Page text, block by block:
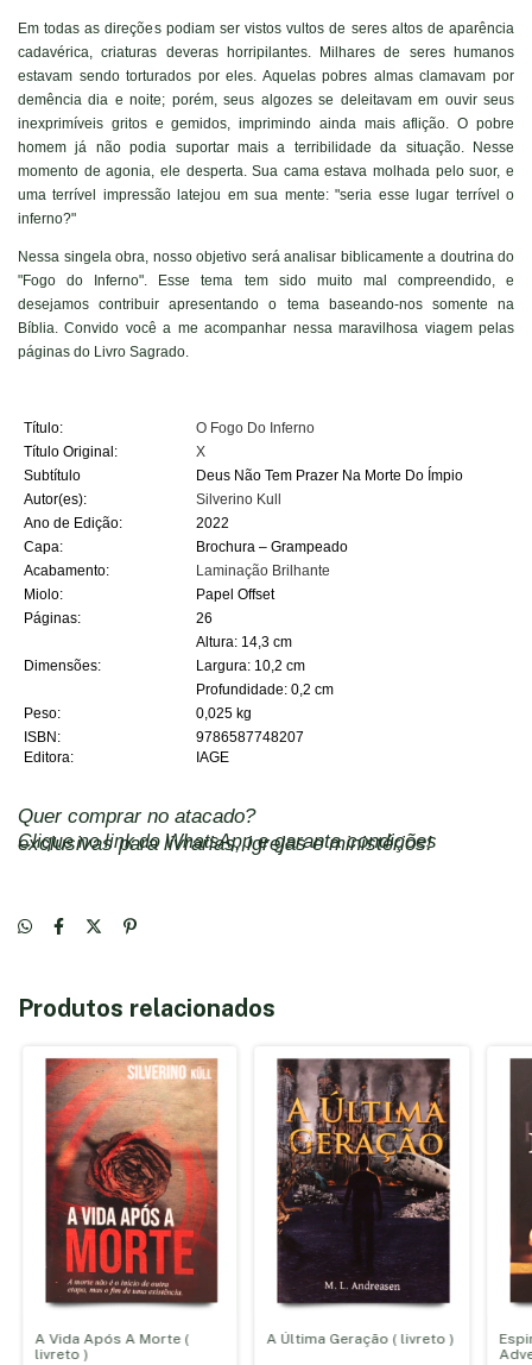
Em todas as direções podiam ser vistos vultos de seres altos de aparência
cadavérica, criaturas deveras horripilantes. Milhares de seres humanos
estavam sendo torturados por eles. Aquelas pobres almas clamavam por
demência dia e noite; porém, seus algozes se deleitavam em ouvir seus
inexprimíveis gritos e gemidos, imprimindo ainda mais aflição. O pobre
homem já não podia suportar mais a terribilidade da situação. Nesse
momento de agonia, ele desperta. Sua cama estava molhada pelo suor, e
uma terrível impressão latejou em sua mente: "seria esse lugar terrível o
inferno?"
Nessa singela obra, nosso objetivo será analisar biblicamente a doutrina do
"Fogo do Inferno". Esse tema tem sido muito mal compreendido, e
desejamos contribuir apresentando o tema baseando-nos somente na
Bíblia. Convido você a me acompanhar nessa maravilhosa viagem pelas
páginas do Livro Sagrado.
Título:
O Fogo Do Inferno
Título Original:
X
Subtítulo
Deus Não Tem Prazer Na Morte Do Ímpio
Autor(es):
Silverino Kull
Ano de Edição:
2022
Capa:
Brochura – Grampeado
Acabamento:
Laminação Brilhante
Miolo:
Papel Offset
Páginas:
26
Dimensões:
Altura: 14,3 cm
Largura: 10,2 cm
Profundidade: 0,2 cm
Peso:
0,025 kg
ISBN:
9786587748207
Editora:
IAGE
Quer comprar no atacado?
Clique no link do WhatsApp
e garanta condições exclusivas para livrarias, igrejas e ministérios!
Produtos relacionados
A Vida Após A Morte (
livreto )
A Última Geração ( livreto )